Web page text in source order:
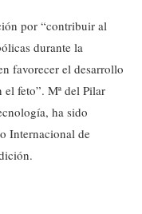
por “contribuir al
durante la
favorecer el desarrollo
feto”. Mª del Pilar
ha sido
Internacional de